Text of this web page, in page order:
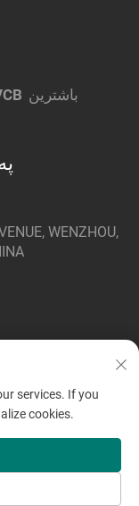
چۆنیەتی هەڵبژاردنی فاکتوری VCB باشترین
WENZHOU,
services. If you
cookies.